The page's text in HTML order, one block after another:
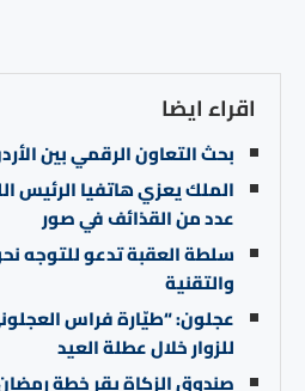
اقراء ايضا
بحث التعاون الرقمي بين
الملك يعزي هاتفيا الرئيس
عدد من القذائف في صور
سلطة العقبة تدعو للتوجه
والتقنية
عجلون: “طيّارة فراس
للزوار خلال عطلة العيد
صندوق الزكاة يقر خطة